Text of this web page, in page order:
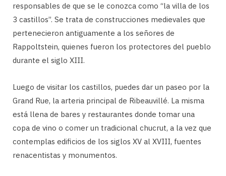
responsables de que se le conozca como “la villa de los
3 castillos”. Se trata de construcciones medievales que
pertenecieron antiguamente a los señores de
Rappoltstein, quienes fueron los protectores del pueblo
durante el siglo XIII.
Luego de visitar los castillos, puedes dar un paseo por la
Grand Rue, la arteria principal de Ribeauvillé. La misma
está llena de bares y restaurantes donde tomar una
copa de vino o comer un tradicional chucrut, a la vez que
contemplas edificios de los siglos XV al XVIII, fuentes
renacentistas y monumentos.